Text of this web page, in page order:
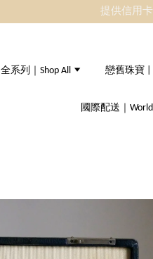
提供信用
全系列｜Shop All 戀舊珠寶 |
國際配送｜